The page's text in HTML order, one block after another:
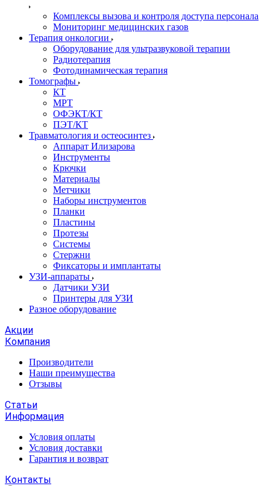
Комплексы вызова и контроля доступа персонала
Мониторинг медицинских газов
Терапия онкологии
Оборудование для ультразвуковой терапии
Радиотерапия
Фотодинамическая терапия
Томографы
КТ
МРТ
ОФЭКТ/КТ
ПЭТ/КТ
Травматология и остеосинтез
Аппарат Илизарова
Инструменты
Крючки
Материалы
Метчики
Наборы инструментов
Планки
Пластины
Протезы
Системы
Стержни
Фиксаторы и имплантаты
УЗИ-аппараты
Датчики УЗИ
Принтеры для УЗИ
Разное оборудование
Акции
Компания
Производители
Наши преимущества
Отзывы
Статьи
Информация
Условия оплаты
Условия доставки
Гарантия и возврат
Контакты